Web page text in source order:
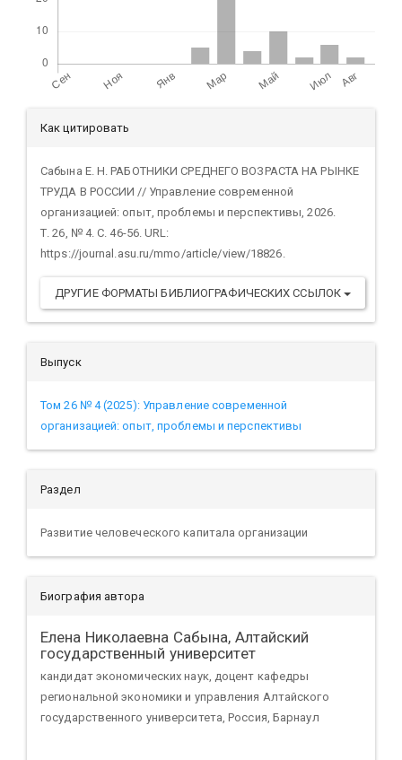
Детали
статьи
Как цитировать
Сабына Е. Н. РАБОТНИКИ СРЕДНЕГО ВОЗРАСТА НА РЫНКЕ
ТРУДА В РОССИИ // Управление современной
организацией: опыт, проблемы и перспективы, 2026.
Т. 26, № 4. С. 46-56. URL:
https://journal.asu.ru/mmo/article/view/18826.
ДРУГИЕ ФОРМАТЫ БИБЛИОГРАФИЧЕСКИХ ССЫЛОК
Выпуск
Том 26 № 4 (2025): Управление современной
организацией: опыт, проблемы и перспективы
Раздел
Развитие человеческого капитала организации
Биография автора
Елена Николаевна Сабына, Алтайский
государственный университет
кандидат экономических наук, доцент кафедры
региональной экономики и управления Алтайского
государственного университета, Россия, Барнаул